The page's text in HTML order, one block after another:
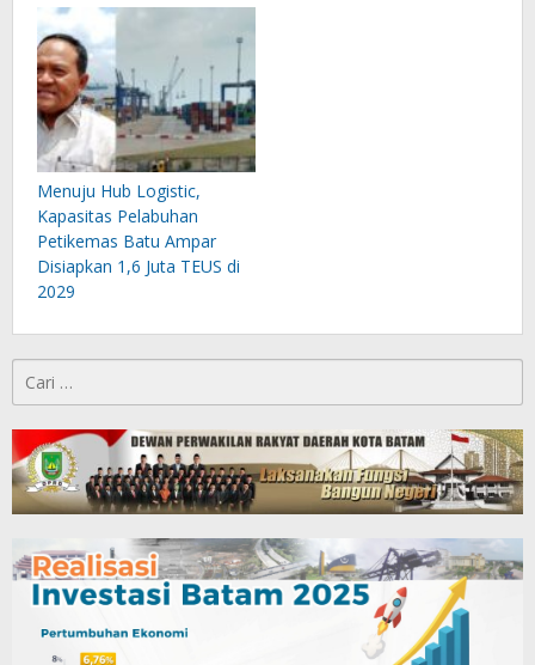
Menuju Hub Logistic,
Kapasitas Pelabuhan
Petikemas Batu Ampar
Disiapkan 1,6 Juta TEUS di
2029
untuk: